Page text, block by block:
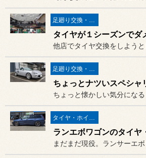
足廻り交換・４輪アライメント調整
足廻り交換・４輪アライメント調整
タイヤ・ホイール